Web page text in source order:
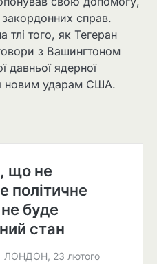
закордонних справ.
тлі того, як Тегеран
з Вашингтоном
давньої ядерної
новим ударам США.